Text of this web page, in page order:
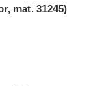
mat. 31245)